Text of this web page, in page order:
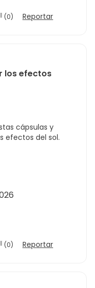
(0) Reportar
los efectos
cápsulas y
efectos del sol.
(0) Reportar